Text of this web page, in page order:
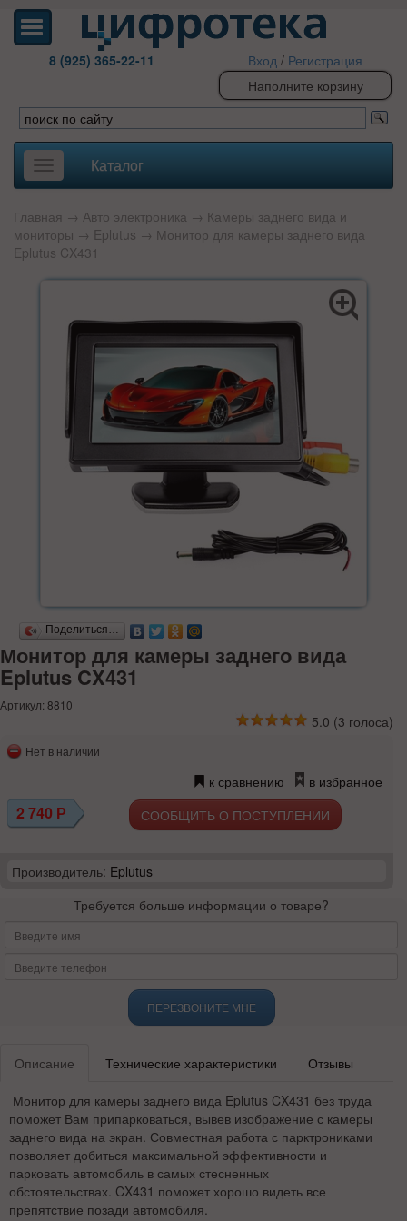
8 (925) 365-22-11 Вход / Регистрация
Наполните корзину
Toggle
navigation
Каталог
Главная → Авто электроника → Камеры заднего вида и
мониторы → Eplutus → Монитор для камеры заднего вида
Eplutus CX431
Поделиться…
Монитор для камеры заднего вида
Eplutus CX431
Артикул: 8810
5.0 (3 голоса)
Нет в наличии
к сравнению в избранное
2 740 Р СООБЩИТЬ О ПОСТУПЛЕНИИ
Производитель: Eplutus
Требуется больше информации о товаре?
ПЕРЕЗВОНИТЕ МНЕ
Описание Технические характеристики Отзывы
Монитор для камеры заднего вида Eplutus CX431 без труда
поможет Вам припарковаться, вывев изображение с камеры
заднего вида на экран. Совместная работа с парктрониками
позволяет добиться максимальной эффективности и
парковать автомобиль в самых стесненных
обстоятельствах. CX431 поможет хорошо видеть все
препятствие позади автомобиля.